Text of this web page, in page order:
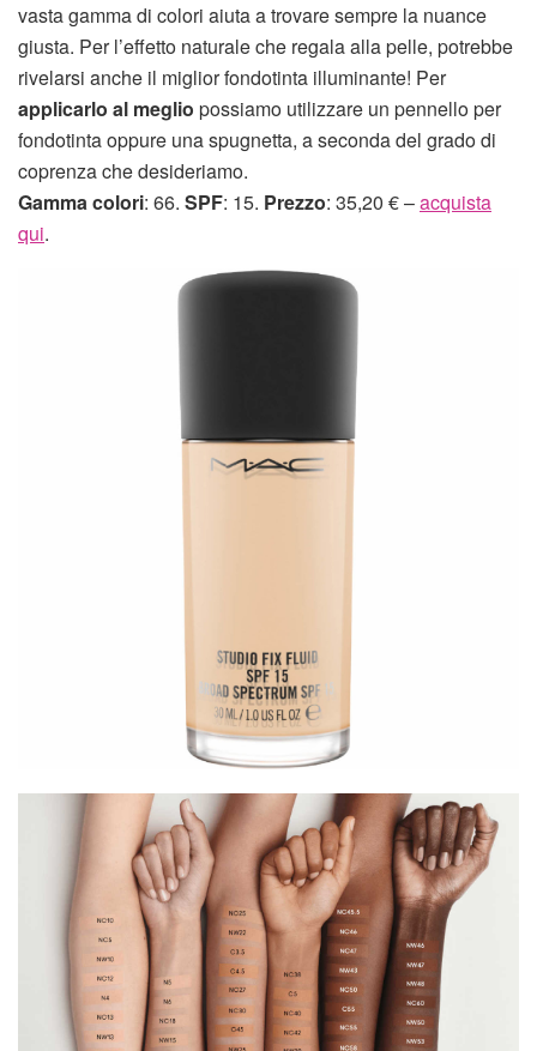
vasta gamma di colori aiuta a trovare sempre la nuance
giusta. Per l’effetto naturale che regala alla pelle, potrebbe
rivelarsi anche il miglior fondotinta illuminante! Per
applicarlo al meglio possiamo utilizzare un pennello per
fondotinta oppure una spugnetta, a seconda del grado di
coprenza che desideriamo.
Gamma colori: 66. SPF: 15. Prezzo: 35,20 € –acquista
qui.